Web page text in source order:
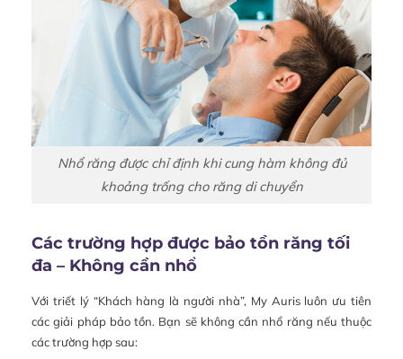
Nhổ răng được chỉ định khi cung hàm không đủ
khoảng trống cho răng di chuyển
Các trường hợp được bảo tồn răng tối
đa – Không cần nhổ
Với triết lý “Khách hàng là người nhà”, My Auris luôn ưu tiên
các giải pháp bảo tồn. Bạn sẽ không cần nhổ răng nếu thuộc
các trường hợp sau: